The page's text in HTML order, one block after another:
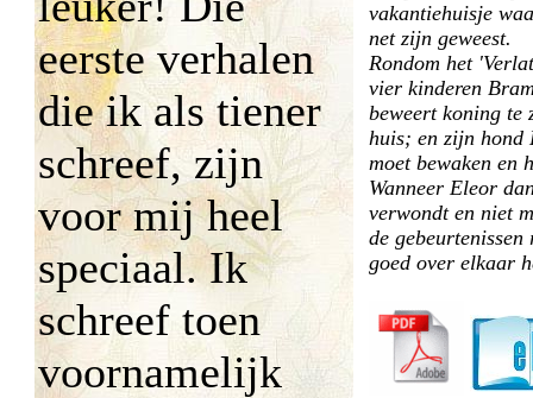
eerste verhalen
die ik als tiener
schreef, zijn
voor mij heel
speciaal. Ik
schreef toen
voornamelijk
vakantiehuisje
net zijn geweest.
Rondom het
vier kinderen
beweert koning te
huis; en zijn
moet bewaken en
Wanneer Eleor
verwondt en niet
de
goed over elkaar